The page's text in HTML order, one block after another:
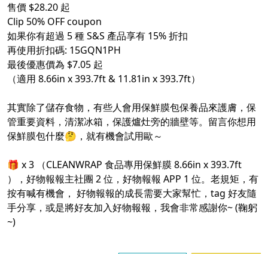
售價 $28.20 起
Clip 50% OFF coupon
如果你有超過 5 種 S&S 產品享有 15% 折扣
再使用折扣碼: 15GQN1PH
最後優惠價為 $7.05 起
（適用 8.66in x 393.7ft & 11.81in x 393.7ft）
其實除了儲存食物，有些人會用保鮮膜包保養品來護膚，保
管重要資料，清潔冰箱，保護爐灶旁的牆壁等。留言你想用
保鮮膜包什麼🤔，就有機會試用歐～
🎁 x 3 （CLEANWRAP 食品專用保鮮膜 8.66in x 393.7ft
），好物報報主社團 2 位，好物報報 APP 1 位。老規矩，有
按有喊有機會， 好物報報的成長需要大家幫忙，tag 好友隨
手分享，或是將好友加入好物報報，我會非常感謝你~ (鞠躬
~)